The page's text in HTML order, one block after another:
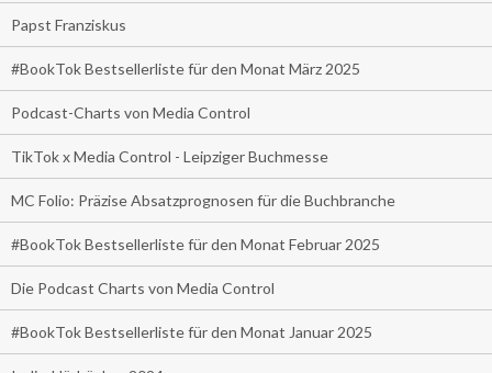
Papst Franziskus
#BookTok Bestsellerliste für den Monat März 2025
Podcast-Charts von Media Control
TikTok x Media Control - Leipziger Buchmesse
MC Folio: Präzise Absatzprognosen für die Buchbranche
#BookTok Bestsellerliste für den Monat Februar 2025
Die Podcast Charts von Media Control
#BookTok Bestsellerliste für den Monat Januar 2025